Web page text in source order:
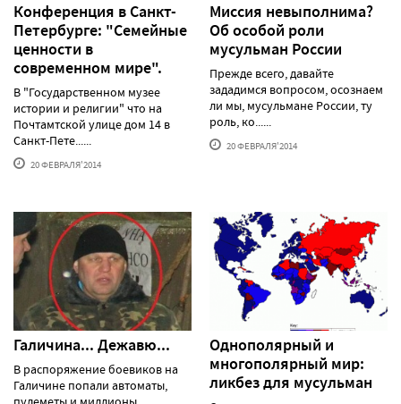
Конференция в Санкт-
Петербурге: "Семейные
ценности в
современном мире".
В "Государственном музее
истории и религии" что на
Почтамтской улице дом 14 в
Санкт-Пете......
20 ФЕВРАЛЯ'2014
Миссия невыполнима?
Об особой роли
мусульман России
Прежде всего, давайте
зададимся вопросом, осознаем
ли мы, мусульмане России, ту
роль, ко......
20 ФЕВРАЛЯ'2014
Галичина... Дежавю...
В распоряжение боевиков на
Галичине попали автоматы,
Однополярный и
многополярный мир:
ликбез для мусульман